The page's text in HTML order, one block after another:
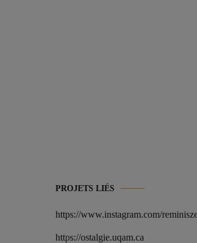
PROJETS LIÉS
https://www.instagram.com/
https://ostalgie.uqam.ca